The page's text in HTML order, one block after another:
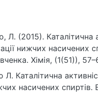
Л. (2015). Каталітична
нижчих насичених
Хімія, (1(51)),
Каталітична
насичених спиртів.